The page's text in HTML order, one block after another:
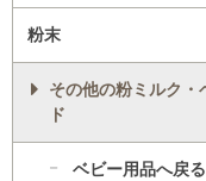
粉末
その他の粉ミルク・
ド
ベビー用品へ戻る